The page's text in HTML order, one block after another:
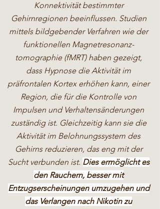
Konnektivität bestimmter
Gehirnregionen beeinflussen. Studien
mittels bildgebender Verfahren wie der
funktionellen Magnetresonanz-
tomographie (fMRT) haben gezeigt,
dass Hypnose die Aktivität im
präfrontalen Kortex erhöhen kann, einer
Region, die für die Kontrolle von
Impulsen und Verhaltensänderungen
zuständig ist. Gleichzeitig kann sie die
Aktivität im Belohnungssystem des
Gehirns reduzieren, das eng mit der
Sucht verbunden ist. Dies ermöglicht es
den Rauchern, besser mit
Entzugserscheinungen umzugehen und
das Verlangen nach Nikotin zu